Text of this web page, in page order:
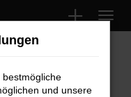
und unsere